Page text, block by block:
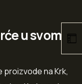
u svom
na Krk,